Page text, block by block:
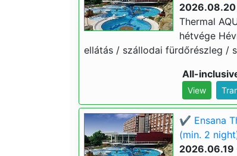
Thermal
hétvége
ellátás / szállodai fürdőrészleg /
All-
View
✔️ Ensana
(min. 2